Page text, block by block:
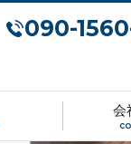
090-
会